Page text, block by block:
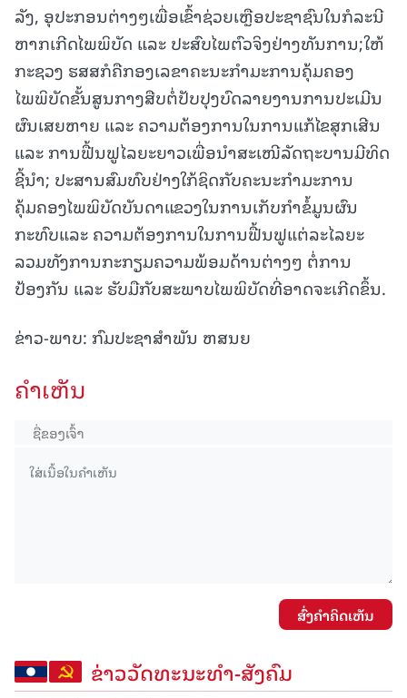
ລັງ, ອຸປະກອນຕ່າງໆເພື່ອເຂົ້າຊ່ວຍເຫຼືອປະຊາຊົນໃນກໍລະນີ
ຫາກເກີດໄພພິບັດ ແລະ ປະສົບໄພຕົວຈິງຢ່າງທັນການ;ໃຫ້
ກະຊວງ ຮສສກໍຄືກອງເລຂາຄະນະກຳມະການຄຸ້ມຄອງ
ໄພພິບັດຂັ້ນສູນກາງສືບຕໍ່ປັບປຸງບົດລາຍງານການປະເມີນ
ຜົນເສຍຫາຍ ແລະ ຄວາມຕ້ອງການໃນການແກ້ໄຂສຸກເສີນ
ແລະ ການຟື້ນຟູໄລຍະຍາວເພື່ອນໍາສະເໜີລັດຖະບານມີທິດ
ຊີ້ນໍາ; ປະສານສົມທົບຢ່າງໃກ້ຊິດກັບຄະນະກໍາມະການ
ຄຸ້ມຄອງໄພພິບັດບັນດາແຂວງໃນການເກັບກຳຂໍ້ມູນຜົນ
ກະທົບແລະ ຄວາມຕ້ອງການໃນການຟື້ນຟູແຕ່ລະໄລຍະ
ລວມທັງການກະກຽມຄວາມພ້ອມດ້ານຕ່າງໆ ຕໍ່ການ
ປ້ອງກັນ ແລະ ຮັບມືກັບສະພາບໄພພິບັດທີ່ອາດຈະເກີດຂຶ້ນ.
ຂ່າວ-ພາບ: ກົມປະຊາສຳພັນ ຫສນຍ
ຄໍາເຫັນ
ສົ່ງຄໍາຄິດເຫັນ
ຂ່າວວັດທະນະທຳ-ສັງຄົມ